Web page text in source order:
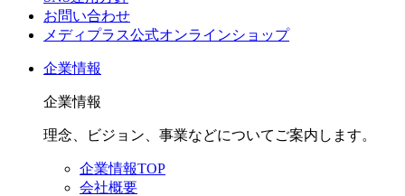
お問い合わせ
メディプラス公式オンラインショップ
企業情報
企業情報
理念、ビジョン、事業などについてご案内します。
企業情報TOP
会社概要